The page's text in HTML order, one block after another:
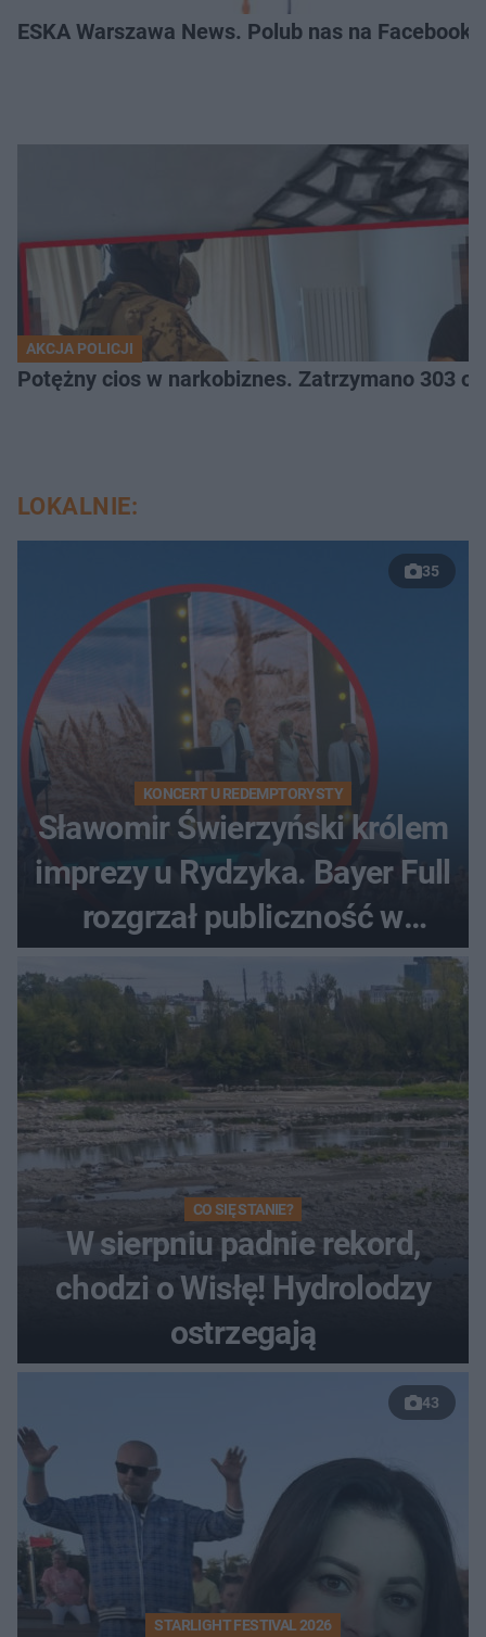
ESKA Warszawa News. Polub nas na
AKCJA POLICJI
Potężny cios
LOKALNIE:
35
KONCERT U REDEMPTORYSTY
Sławomir Świerzyński królem
imprezy u Rydzyka. Bayer Full
rozgrzał publiczność w
Toruniu
CO SIĘ STANIE?
W sierpniu padnie rekord,
chodzi o Wisłę! Hydrolodzy
ostrzegają
43
STARLIGHT FESTIVAL 2026